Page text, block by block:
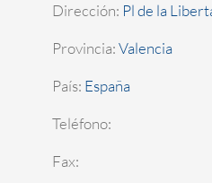
Dirección: Pl de la
Provincia:Valencia
País: España
Teléfono:
Fax: